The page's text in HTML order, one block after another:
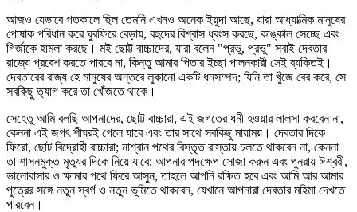
আজও যেভাবে গতকালে ছিল তেমনি এখনও অনেক ইয়ুদা আছে, যারা আধ্যাত্মিক মানুষের
পোষাক পরিধান করে ঘুরফিরে বেড়ায়, বহুদের বিশ্বাস ধ্বংস করছে, কাঙ্কাল সেচ্ছে এবং
গির্জাকে হামলা করছে। মই ছোট্ট বাচ্চাদের, যারা বলেন "প্রভু, প্রভু" সবাই দেবতার
রাজ্যে প্রবেশ করতে পারবে না, কিন্তু আমার পিতার ইচ্ছা পালনকারী সেই ব্যক্তিই।
দেবতারের রাজ্য হে মানুষের অন্তরে লুকানো একটি ধনসম্পদ; যিনি তা খুঁজে বের করে, সে
সবকিছু ত্যাগ করে তা খোঁজতে থাকে।
সেহেতু আমি বলছি আপনাদের, ছোট্ট বাচ্চারা, এই জগতের ধনী হওয়ার লালসা করবেন না,
কেননা এই জগৎ শীঘ্রই গেলে যাবে এবং তার সাথে সবকিছু মায়াময়। দেবতার দিকে
ফিরো, ছোট বিদ্রোহী বাচ্চারা; নাশ্বান পথের বিস্তৃত রাস্তায় চলতে থাকবেন না, কেননা
তা শাসনমুক্ত মৃত্যুর দিকে নিয়ে যাবে; আপনার পদক্ষেপ সোজা করুন এবং পুনরায় ঈশ্বরী,
ভালোবাসার ও ক্ষামার পথে ফিরে আসুন, তাহলে আপনি রক্ষিত হবে এবং আমি আর আমার
পুত্রের সঙ্গে নতুন স্বর্গ ও নতুন ভূমিতে থাকবেন, যেখানে আপনারা দেবতার মহিমা দেখতে
পারবেন।